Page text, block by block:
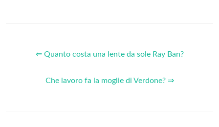
⇐ Quanto costa una lente da sole Ray Ban?
Che lavoro fa la moglie di Verdone? ⇒